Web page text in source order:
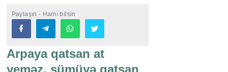
Paylaşın - Hamı bilsin
Arpaya qatsan at